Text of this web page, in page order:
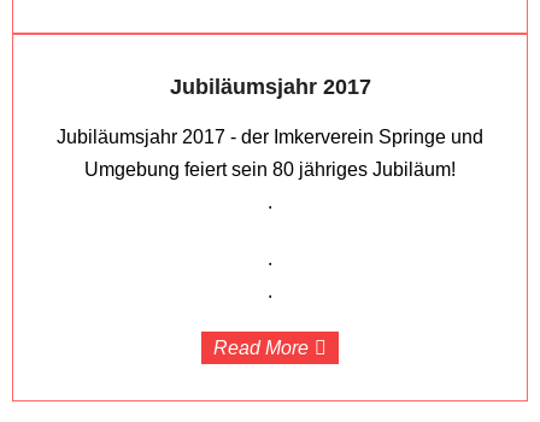
Jubiläumsjahr 2017
Jubiläumsjahr 2017 - der Imkerverein Springe und
Umgebung feiert sein 80 jähriges Jubiläum!
.
.
.
Read More